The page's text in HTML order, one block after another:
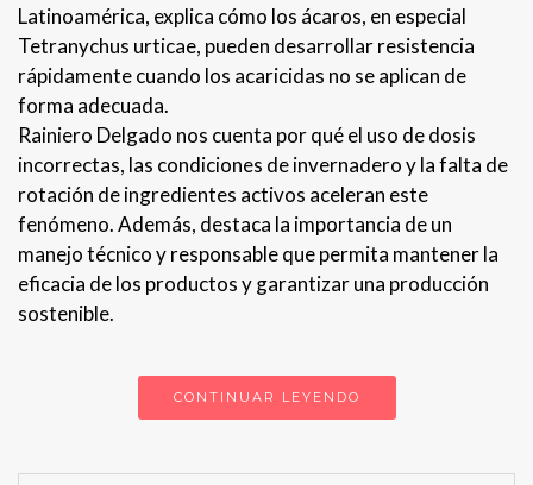
Latinoamérica, explica cómo los ácaros, en especial
Tetranychus urticae, pueden desarrollar resistencia
rápidamente cuando los acaricidas no se aplican de
forma adecuada.
Rainiero Delgado nos cuenta por qué el uso de dosis
incorrectas, las condiciones de invernadero y la falta de
rotación de ingredientes activos aceleran este
fenómeno. Además, destaca la importancia de un
manejo técnico y responsable que permita mantener la
eficacia de los productos y garantizar una producción
sostenible.
CONTINUAR LEYENDO